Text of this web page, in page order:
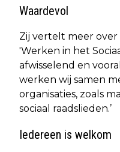
Waardevol
Zij vertelt meer
'Werken in het
afwisselend en
werken wij samen
organisaties, zoals
sociaal raadslieden.’
Iedereen is welkom